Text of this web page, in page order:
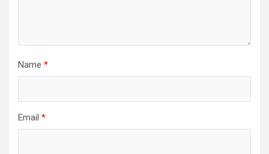
Name *
Email *